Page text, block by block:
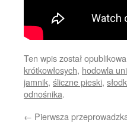
Ten wpis został
krótkowłosych, hodowla
jamnik, śliczne pieski,
odnośnika.
← Pierwsza